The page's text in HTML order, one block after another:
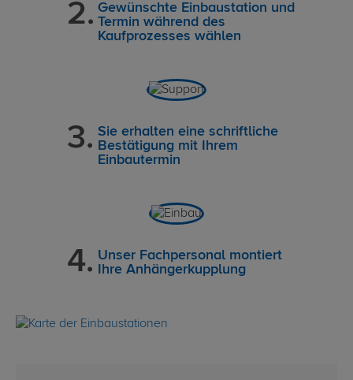
Gewünschte Einbaustation und
Termin während des
Kaufprozesses wählen
Sie erhalten eine schriftliche
Bestätigung mit Ihrem
Einbautermin
Unser Fachpersonal montiert
Ihre Anhängerkupplung